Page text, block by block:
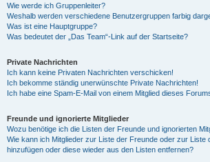
Wie werde ich Gruppenleiter?
Weshalb werden verschiedene Benutzergruppen farbig
Was ist eine Hauptgruppe?
Was bedeutet der „Das Team“-Link auf der Startseite?
Private Nachrichten
Ich kann keine Privaten Nachrichten verschicken!
Ich bekomme ständig unerwünschte Private Nachrichten!
Ich habe eine Spam-E-Mail von einem Mitglied dieses
Freunde und ignorierte Mitglieder
Wozu benötige ich die Listen der Freunde und ignorierten
Wie kann ich Mitglieder zur Liste der Freunde oder zur Liste
hinzufügen oder diese wieder aus den Listen entfernen?